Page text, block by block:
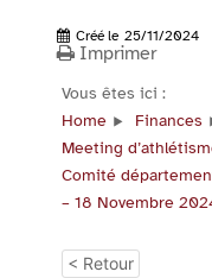
Créé le 25/11/2024
Imprimer
Vous êtes ici :
Home
Finances
Meeting
Comité
– 18 Novembre
< Retour